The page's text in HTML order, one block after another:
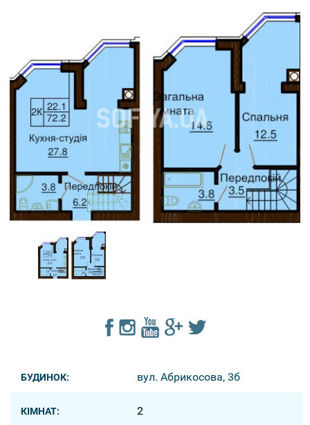
БУДИНОК: вул. Абрикосова, 3б
КІМНАТ: 2